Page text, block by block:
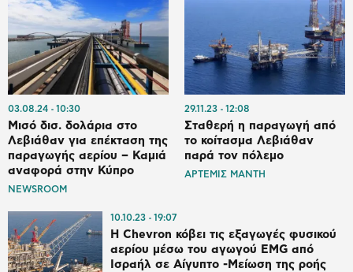
03.08.24 10:30
Μισό δισ. δολάρια στο
Λεβιάθαν για επέκταση της
παραγωγής αερίου – Καμιά
αναφορά στην Κύπρο
NEWSROOM
29.11.23 12:08
Σταθερή η παραγωγή από
το κοίτασμα Λεβιάθαν
παρά τον πόλεμο
ΑΡΤΕΜΙΣ ΜΑΝΤΗ
10.10.23 19:07
Η Chevron κόβει τις εξαγωγές φυσικού
αερίου μέσω του αγωγού EMG από
Ισραήλ σε Αίγυπτο -Μείωση της ροής